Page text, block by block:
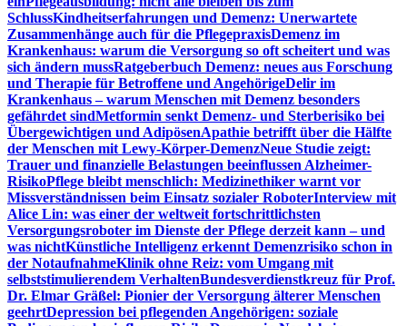
SchlussKindheitserfahrungen und Demenz: Unerwartete
Zusammenhänge auch für die PflegepraxisDemenz im
Krankenhaus: warum die Versorgung so oft scheitert und was
sich ändern mussRatgeberbuch Demenz: neues aus Forschung
und Therapie für Betroffene und AngehörigeDelir im
Krankenhaus – warum Menschen mit Demenz besonders
gefährdet sindMetformin senkt Demenz- und Sterberisiko bei
Übergewichtigen und AdipösenApathie betrifft über die Hälfte
der Menschen mit Lewy-Körper-DemenzNeue Studie zeigt:
Trauer und finanzielle Belastungen beeinflussen Alzheimer-
RisikoPflege bleibt menschlich: Medizinethiker warnt vor
Missverständnissen beim Einsatz sozialer RoboterInterview mit
Alice Lin: was einer der weltweit fortschrittlichsten
Versorgungsroboter im Dienste der Pflege derzeit kann – und
was nichtKünstliche Intelligenz erkennt Demenzrisiko schon in
der NotaufnahmeKlinik ohne Reiz: vom Umgang mit
selbststimulierendem VerhaltenBundesverdienstkreuz für Prof.
Dr. Elmar Gräßel: Pionier der Versorgung älterer Menschen
geehrtDepression bei pflegenden Angehörigen: soziale